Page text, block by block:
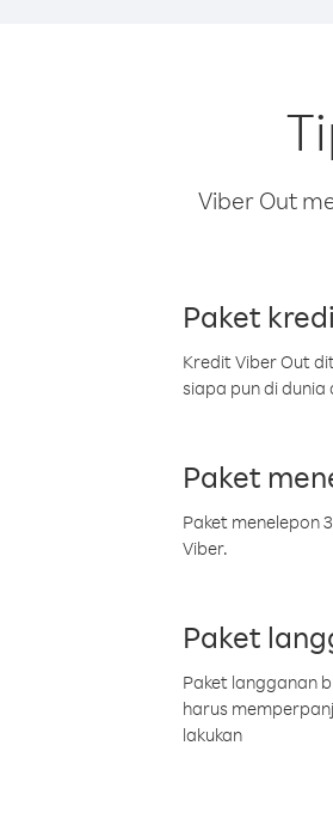
Viber Out
Paket
Kredit Viber Out
siapa pun di
Paket
Paket menelepon
Viber.
Paket
Paket langganan
harus
lakukan